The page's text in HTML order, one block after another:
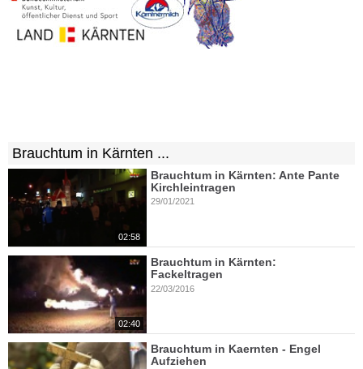
Brauchtum in Kärnten ...
02:58
Brauchtum in Kärnten: Ante Pante
Kirchleintragen
29/01/2021
02:40
Brauchtum in Kärnten:
Fackeltragen
22/03/2016
Brauchtum in Kaernten - Engel
Aufziehen